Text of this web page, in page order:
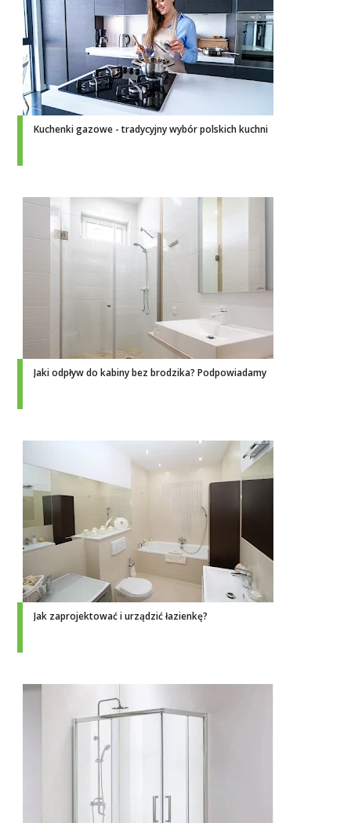
Kuchenki gazowe - tradycyjny wybór polskich kuchni
Jaki odpływ do kabiny bez brodzika? Podpowiadamy
Jak zaprojektować i urządzić łazienkę?